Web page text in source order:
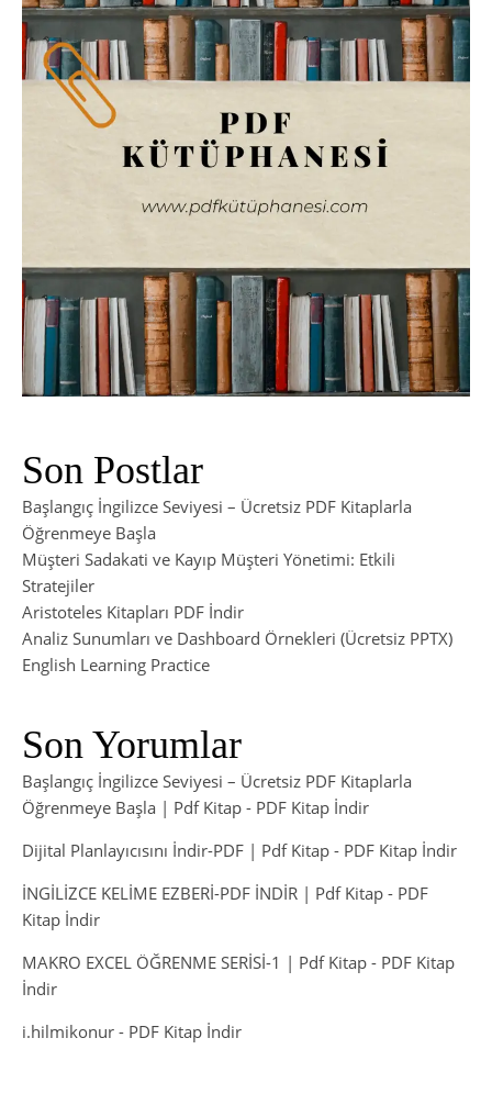
Son Postlar
Başlangıç İngilizce Seviyesi – Ücretsiz PDF Kitaplarla
Öğrenmeye Başla
Müşteri Sadakati ve Kayıp Müşteri Yönetimi: Etkili
Stratejiler
Aristoteles Kitapları PDF İndir
Analiz Sunumları ve Dashboard Örnekleri (Ücretsiz PPTX)
English Learning Practice
Son Yorumlar
Başlangıç İngilizce Seviyesi – Ücretsiz PDF Kitaplarla
Öğrenmeye Başla | Pdf Kitap - PDF Kitap İndir
Dijital Planlayıcısını İndir-PDF | Pdf Kitap - PDF Kitap İndir
İNGİLİZCE KELİME EZBERİ-PDF İNDİR | Pdf Kitap - PDF
Kitap İndir
MAKRO EXCEL ÖĞRENME SERİSİ-1 | Pdf Kitap - PDF Kitap
İndir
i.hilmikonur - PDF Kitap İndir